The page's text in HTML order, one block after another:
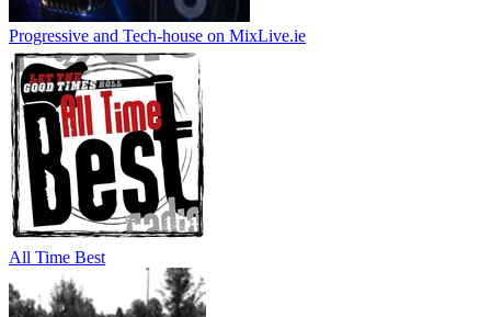
Progressive and Tech-house on MixLive.ie
All Time Best